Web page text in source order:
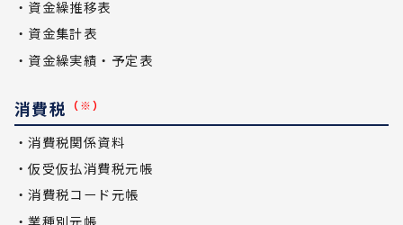
・資金繰推移表
・資金集計表
・資金繰実績・予定表
消費税 （※）
・消費税関係資料
・仮受仮払消費税元帳
・消費税コード元帳
・業種別元帳